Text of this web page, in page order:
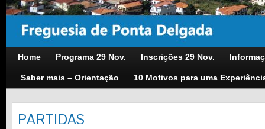
Home Programa 29 Nov. Inscrições 29 Nov.
Saber mais – Orientação 10 Motivos para uma
PARTIDAS